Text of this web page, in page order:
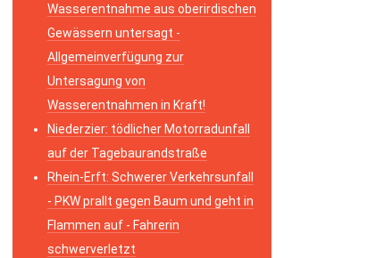
Wasserentnahme aus oberirdischen
Gewässern untersagt -
Allgemeinverfügung zur
Untersagung von
Wasserentnahmen in Kraft!
Niederzier: tödlicher Motorradunfall
auf der Tagebaurandstraße
Rhein-Erft: Schwerer Verkehrsunfall
- PKW prallt gegen Baum und geht in
Flammen auf - Fahrerin
schwerverletzt